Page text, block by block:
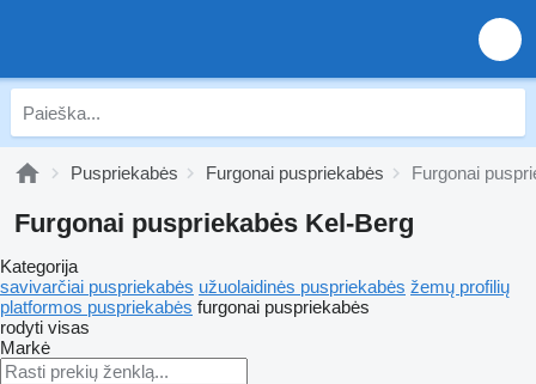
Puspriekabės Furgonai puspriekabės Furgonai
Furgonai puspriekabės Kel-Berg
Kategorija
savivarčiai puspriekabės užuolaidinės puspriekabės žemų profilių
platformos puspriekabės furgonai puspriekabės
rodyti visas
Markė